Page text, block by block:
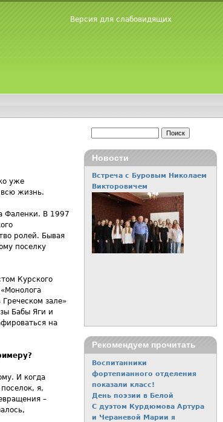
Версия для слабовидящих
уже
всю жизнь.
Фаленки. В 1997
ролей. Бывая
поселку
Курского
зале»
Бабы Яги и
на
И когда
я,
–
Новости
Встреча с Буровым Николаем
Викторовичем
Рекомендуем прочитать
Воспитанники
фортепианного отделения
показали класс!
День поэзии в Белой
С дуэтом Курдюмова Артура
и Чераневой Марии я